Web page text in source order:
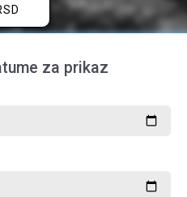
za prikaz